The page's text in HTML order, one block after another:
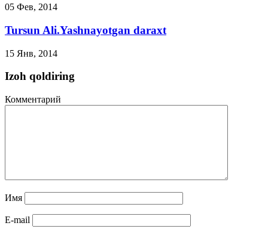
05 Фев, 2014
Tursun Ali.Yashnayotgan daraxt
15 Янв, 2014
Izoh qoldiring
Комментарий
Имя
E-mail